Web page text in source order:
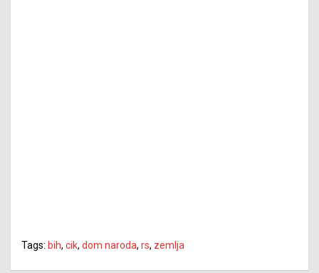
Tags: bih, cik, dom naroda, rs, zemlja